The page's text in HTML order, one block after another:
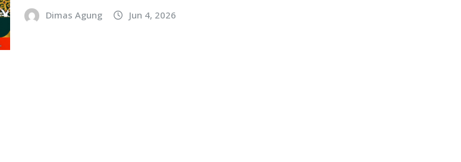
Dimas Agung Jun 4, 2026